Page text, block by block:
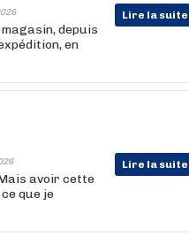
Lire la suite
depuis
en
Lire la suite
avoir cette
que je